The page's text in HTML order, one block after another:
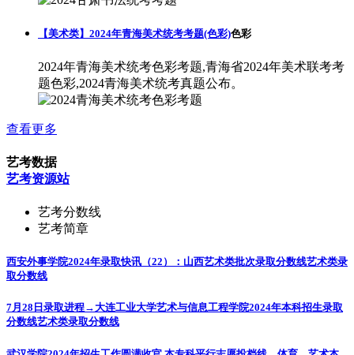
【美术类】2024年青海美术统考考题(色彩)色彩
2024年青海美术统考色彩考题,青海省2024年美术联考考
题色彩,2024青海美术统考真题公布。
查看更多
艺考数据
艺考资源站
艺考分数线
艺考简章
西安外事学院2024年录取快讯（22）：山西艺术类批次录取分数线艺术类录
取分数线
7月28日录取进程→大连工业大学艺术与信息工程学院2024年本科招生录取
分数线艺术类录取分数线